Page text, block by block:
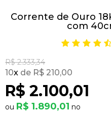
Corrente de Ouro
com
R$ 2.333,34
R$ 2.100,01
10x R$ 210,00
R$ 1.890,01
Pedras Preciosas
OFERTAS